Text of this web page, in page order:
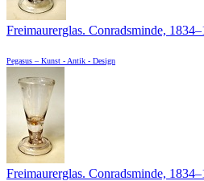
Freimaurerglas. Conradsminde,
Pegasus – Kunst - Antik - Design
Freimaurerglas. Conradsminde,